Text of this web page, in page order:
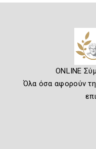
ONLINE
Όλα όσα αφορούν